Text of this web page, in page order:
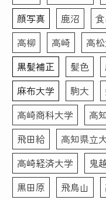
もお任せでとにかく納
いく写真が欲しい！と
場合は1時間以上かけ
っつりやってくださる
撮影後に予定入れる場
余裕もった方がいいと
ました！
こちらのお写真を提出
転職活動頑張ります！
がとうございました！
相談しつつ、写真画
く仕上がりました。
写真だけで当落が決
ンと写真を撮っても
に振り返るきっかけ
とも含め、「リクルー
す。ありがとうござ
顔写真
鹿沼
高柳
高崎 高
黒髪補正
髪色
麻布大学
駒大
高崎商科大学
高
飛田給
高知県立
高崎経済大学
鬼
黒田原
飛鳥山